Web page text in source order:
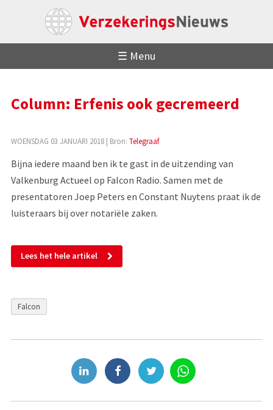
☰ Menu
Column: Erfenis ook gecremeerd
WOENSDAG 03 JANUARI 2018| Bron: Telegraaf
Bijna iedere maand ben ik te gast in de uitzending van
Valkenburg Actueel op Falcon Radio. Samen met de
presentatoren Joep Peters en Constant Nuytens praat ik de
luisteraars bij over notariële zaken.
Lees het hele artikel
Falcon